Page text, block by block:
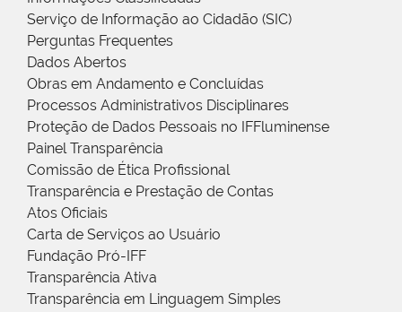
Serviço de Informação ao Cidadão (SIC)
Perguntas Frequentes
Dados Abertos
Obras em Andamento e Concluídas
Processos Administrativos Disciplinares
Proteção de Dados Pessoais no IFFluminense
Painel Transparência
Comissão de Ética Profissional
Transparência e Prestação de Contas
Atos Oficiais
Carta de Serviços ao Usuário
Fundação Pró-IFF
Transparência Ativa
Transparência em Linguagem Simples